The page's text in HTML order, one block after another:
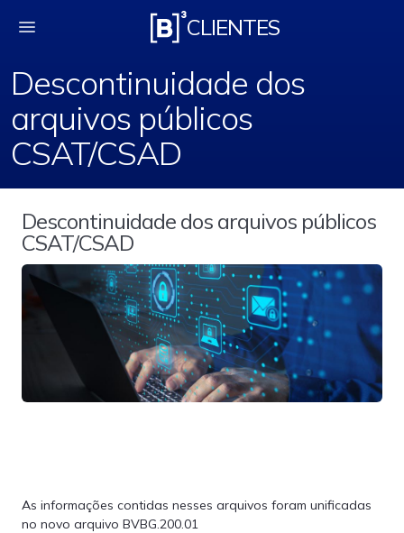
Descontinuidade
CLIENTES
Descontinuidade dos
arquivos públicos
CSAT/CSAD
Descontinuidade dos arquivos públicos
CSAT/CSAD
As informações contidas nesses arquivos foram unificadas
no novo arquivo BVBG.200.01